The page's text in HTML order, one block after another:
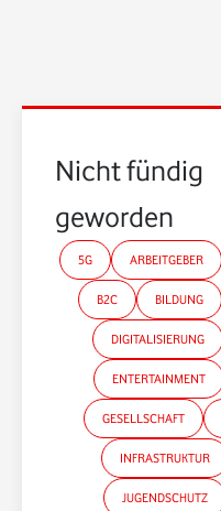
Nicht fündig
geworden?
5G ARBEITGEBER
B2C BILDUNG
DIGITALISIERUNG
ENTERTAINMENT
GESELLSCHAFT
INFRASTRUKTUR
JUGENDSCHUTZ